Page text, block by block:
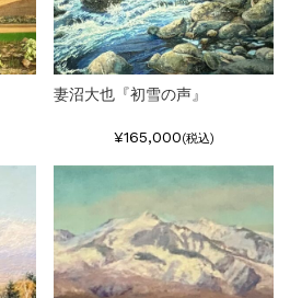
妻沼大也『初雪の声』
¥165,000(税込)